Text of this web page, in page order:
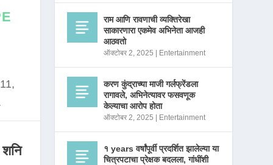
राम आणि रावणाची व्यक्तिरेखा
साकारणारा एकमेव अभिनेता आजही
आठवतो
ऑक्टोबर 2, 2025 Entertainment
करण कुंद्राच्या माजी गर्लफ्रेंडला
रागावले, अभिनेत्यावर फसवणूक
केल्याचा आरोप होता
ऑक्टोबर 2, 2025 Entertainment
१ years वर्षांपूर्वी प्रदर्शित झालेल्या या
चित्रपटाचा प्रेक्षक बदलला, गांधींशी